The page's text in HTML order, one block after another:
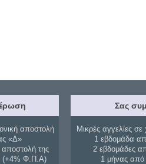
αποστολή
«Δ»
αποστολή της
(+4% Φ.Π.Α)
Σας
Μικρές αγγελίες σε
1 εβδομάδα
2 εβδομάδες
1 μήνας